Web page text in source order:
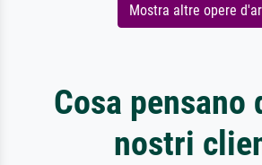
Mostra altre opere
Cosa pensano
nostri